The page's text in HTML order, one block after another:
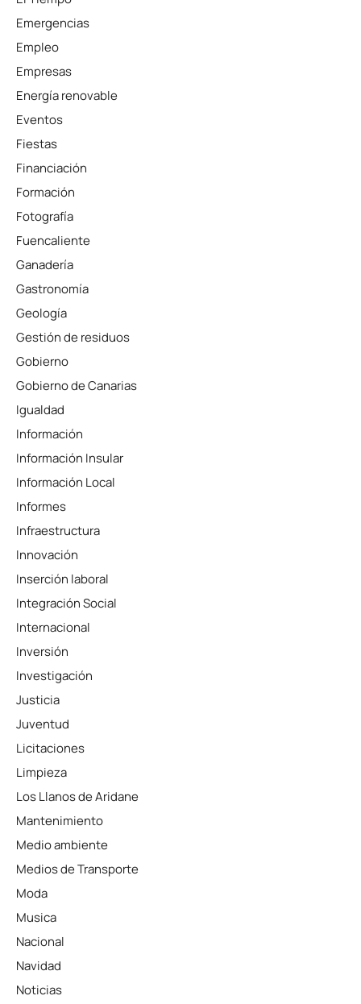
Emergencias
Empleo
Empresas
Energía renovable
Eventos
Fiestas
Financiación
Formación
Fotografía
Fuencaliente
Ganadería
Gastronomía
Geología
Gestión de residuos
Gobierno
Gobierno de Canarias
Igualdad
Información
Información Insular
Información Local
Informes
Infraestructura
Innovación
Inserción laboral
Integración Social
Internacional
Inversión
Investigación
Justicia
Juventud
Licitaciones
Limpieza
Los Llanos de Aridane
Mantenimiento
Medio ambiente
Medios de Transporte
Moda
Musica
Nacional
Navidad
Noticias